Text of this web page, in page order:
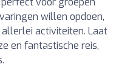
willen opdoen,
activiteiten. Laat
en fantastische reis,